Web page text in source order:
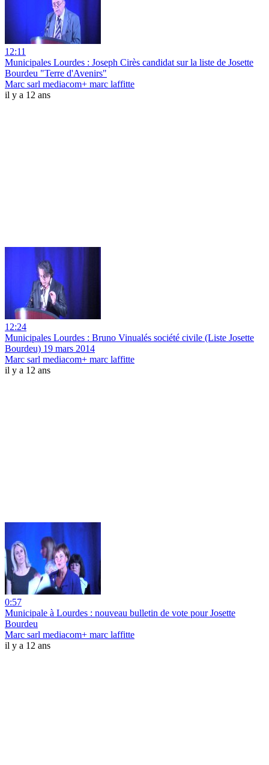
12:11
Municipales Lourdes : Joseph Cirès candidat sur la liste de Josette
Bourdeu "Terre d'Avenirs"
Marc sarl mediacom+ marc laffitte
il y a 12 ans
12:24
Municipales Lourdes : Bruno Vinualés société civile (Liste Josette
Bourdeu) 19 mars 2014
Marc sarl mediacom+ marc laffitte
il y a 12 ans
0:57
Municipale à Lourdes : nouveau bulletin de vote pour Josette
Bourdeu
Marc sarl mediacom+ marc laffitte
il y a 12 ans